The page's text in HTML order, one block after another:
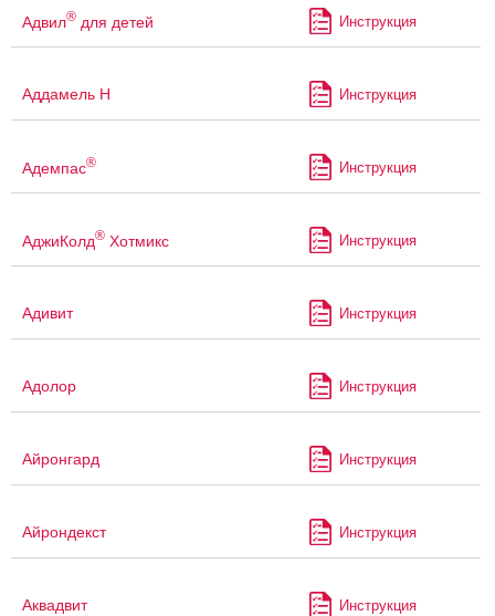
Адвил® для детей Инструкция
Аддамель Н Инструкция
Адемпас® Инструкция
АджиКолд® Хотмикс Инструкция
Адивит Инструкция
Адолор Инструкция
Айронгард Инструкция
Айрондекст Инструкция
Аквадвит Инструкция